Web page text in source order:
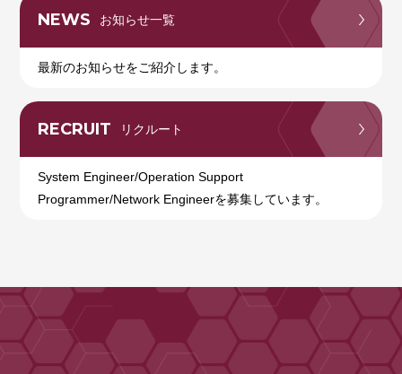
NEWS お知らせ一覧
最新のお知らせをご紹介します。
RECRUIT リクルート
System Engineer/Operation Support
Programmer/Network Engineerを募集しています。